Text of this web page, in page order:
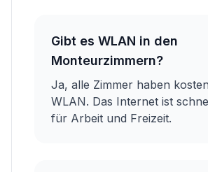
Gibt es WLAN in den
Monteurzimmern?
Ja, alle Zimmer haben
WLAN. Das Internet ist
für Arbeit und Freizeit.